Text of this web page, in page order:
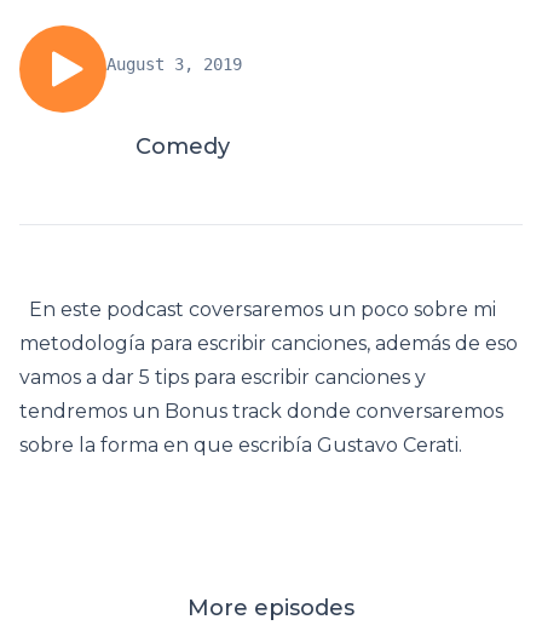
August 3, 2019
Comedy
En este podcast coversaremos un poco sobre mi
metodología para escribir canciones, además de eso
vamos a dar 5 tips para escribir canciones y
tendremos un Bonus track donde conversaremos
sobre la forma en que escribía Gustavo Cerati.
More episodes